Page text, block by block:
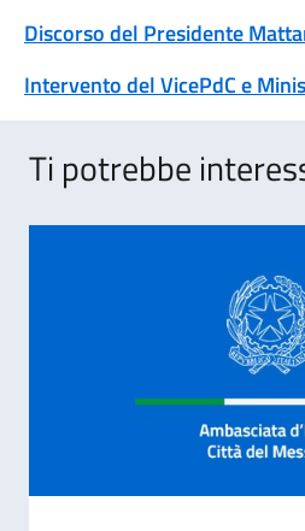
Discorso del Presidente
Intervento del VicePdC e
Ti potrebbe